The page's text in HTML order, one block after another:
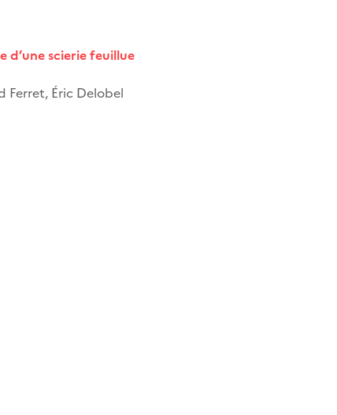
d’une scierie feuillue
Ferret, Éric Delobel